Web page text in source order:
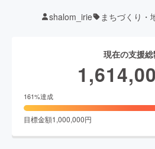
shalom_irie まちづくり・
現在の支援
161%達成
目標金額1,000,000円